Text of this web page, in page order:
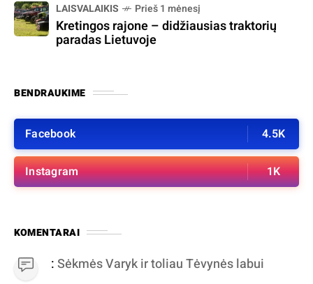
LAISVALAIKIS Prieš 1 mėnesį
Kretingos rajone – didžiausias traktorių
paradas Lietuvoje
BENDRAUKIME
Facebook 4.5K
Instagram 1K
KOMENTARAI
:Sėkmės Varyk ir toliau Tėvynės labui